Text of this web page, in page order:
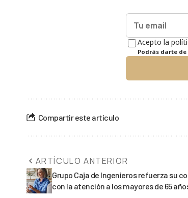
Acepto la
Podrás darte
Compartir este artículo
ARTÍCULO ANTERIOR
Grupo Caja de Ingenieros refuerza su
con la atención a los mayores de 65